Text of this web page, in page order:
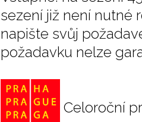
sezení již není nutné
napište svůj
požadavku nelze
Celoroční